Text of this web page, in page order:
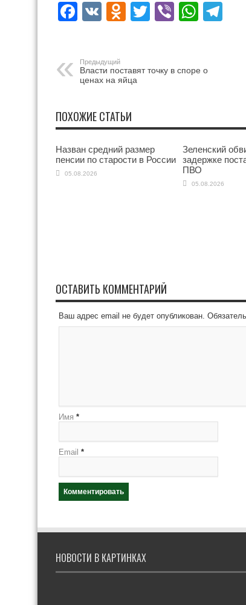
Facebook
VK Odnoklassniki
Twitter
Viber
Предыдущий
Власти поставят точку в споре о
ценах на яйца
ПОХОЖИЕ СТАТЬИ
Назван средний размер
пенсии по старости в России
05.08.2026
Зеленский
задержке
ПВО
05.08.2026
ОСТАВИТЬ КОММЕНТАРИЙ
Ваш адрес email не будет опубликован.
Имя *
Email *
НОВОСТИ В КАРТИНКАХ